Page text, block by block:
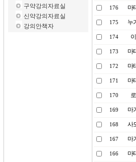
구약강의자료실
신약강의자료실
강의안책자
176 마
175 누
174
173 마
172 마
171 마
170
169 마
168 사
167 마
166 마